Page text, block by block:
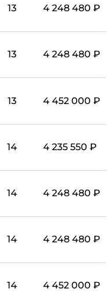
13 4 248 480 ₽
13 4 248 480 ₽
13 4 452 000 ₽
14 4 235 550 ₽
14 4 248 480 ₽
14 4 248 480 ₽
14 4 452 000 ₽